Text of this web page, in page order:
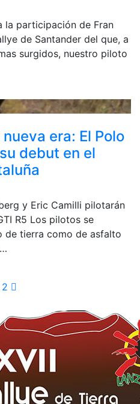
la participación de Fran
de Santander del que, a
surgidos, nuestro piloto
era: El Polo
debut en el
y Eric Camilli pilotarán
R5 Los pilotos se
de tierra como de asfalto
de
2